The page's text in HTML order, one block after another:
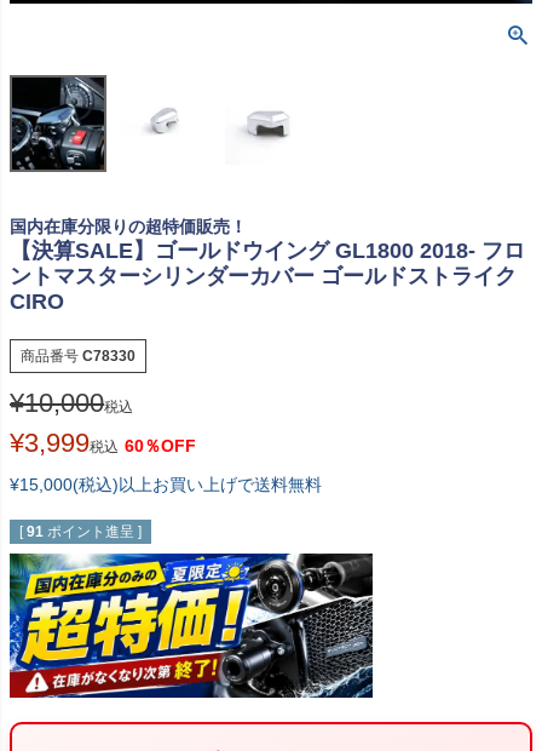
国内在庫分限りの超特価販売！
【決算SALE】ゴールドウイング GL1800 2018- フロ
ントマスターシリンダーカバー ゴールドストライク
CIRO
商品番号 C78330
¥10,000税込
¥3,999税込 60％OFF
¥15,000(税込)以上お買い上げで送料無料
[ 91 ポイント進呈 ]